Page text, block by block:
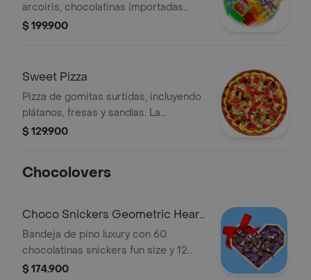
arcoiris, chocolatinas importadas
surtidas, mini Nerds, gomitas variadas
$ 199.900
Sweet Pizza
Pizza de gomitas surtidas, incluyendo
plátanos, fresas y sandías. La
selección puede variar según
$ 129.900
Chocolovers
Choco Snickers Geometric Heart
Tray
Bandeja de pino luxury con 60
chocolatinas snickers fun size y 12
hershey´s kisses. la presentación o
$ 174.900